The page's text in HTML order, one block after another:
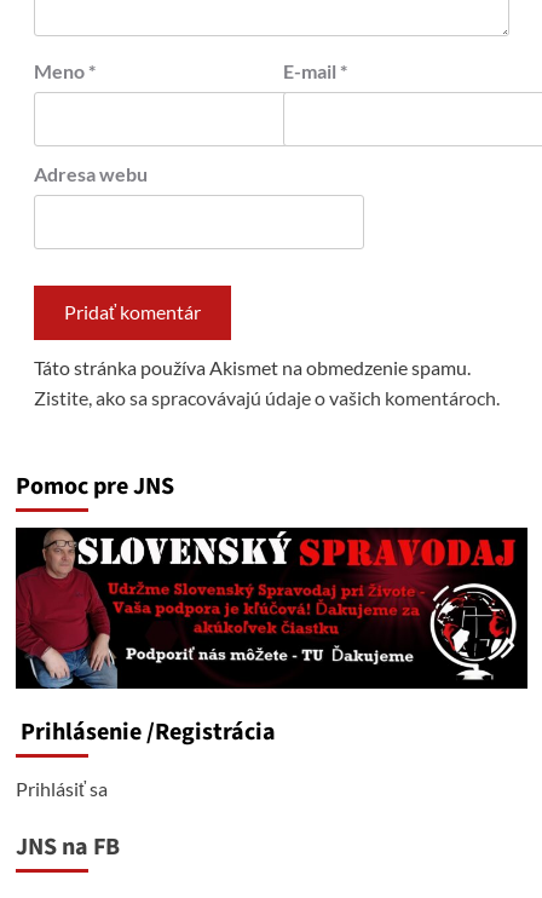
Meno * E-mail *
Adresa webu
Táto stránka používa Akismet na obmedzenie spamu.
Zistite, ako sa spracovávajú údaje o vašich komentároch.
Pomoc pre JNS
Prihlásenie/Registrácia
Prihlásiť sa
JNS na FB